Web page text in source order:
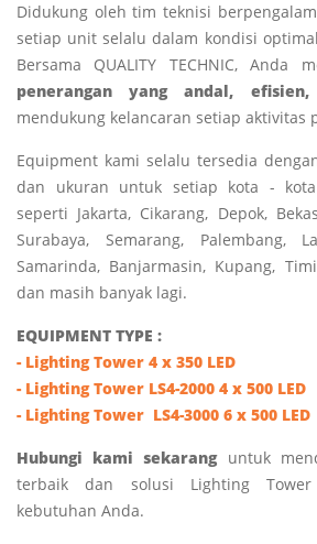
Didukung oleh tim teknisi
setiap unit selalu dalam kondisi
Bersama QUALITY TECHNIC, Anda
penerangan yang andal,
mendukung kelancaran setiap aktivitas
Equipment kami selalu tersedia
dan ukuran untuk setiap kota -
seperti Jakarta, Cikarang, Depok,
Surabaya, Semarang, Palembang,
Samarinda, Banjarmasin, Kupang,
dan masih banyak lagi.
EQUIPMENT TYPE :
- Lighting Tower 4 x 350 LED
- Lighting Tower LS4-2000 4 x 500 LED
- Lighting Tower LS4-3000 6 x 500 LED
Hubungi kami sekaranguntuk
terbaik dan solusi Lighting Tower
kebutuhan Anda.